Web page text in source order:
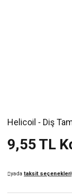
Helicoil - Diş
9,55 TL
yada taksit